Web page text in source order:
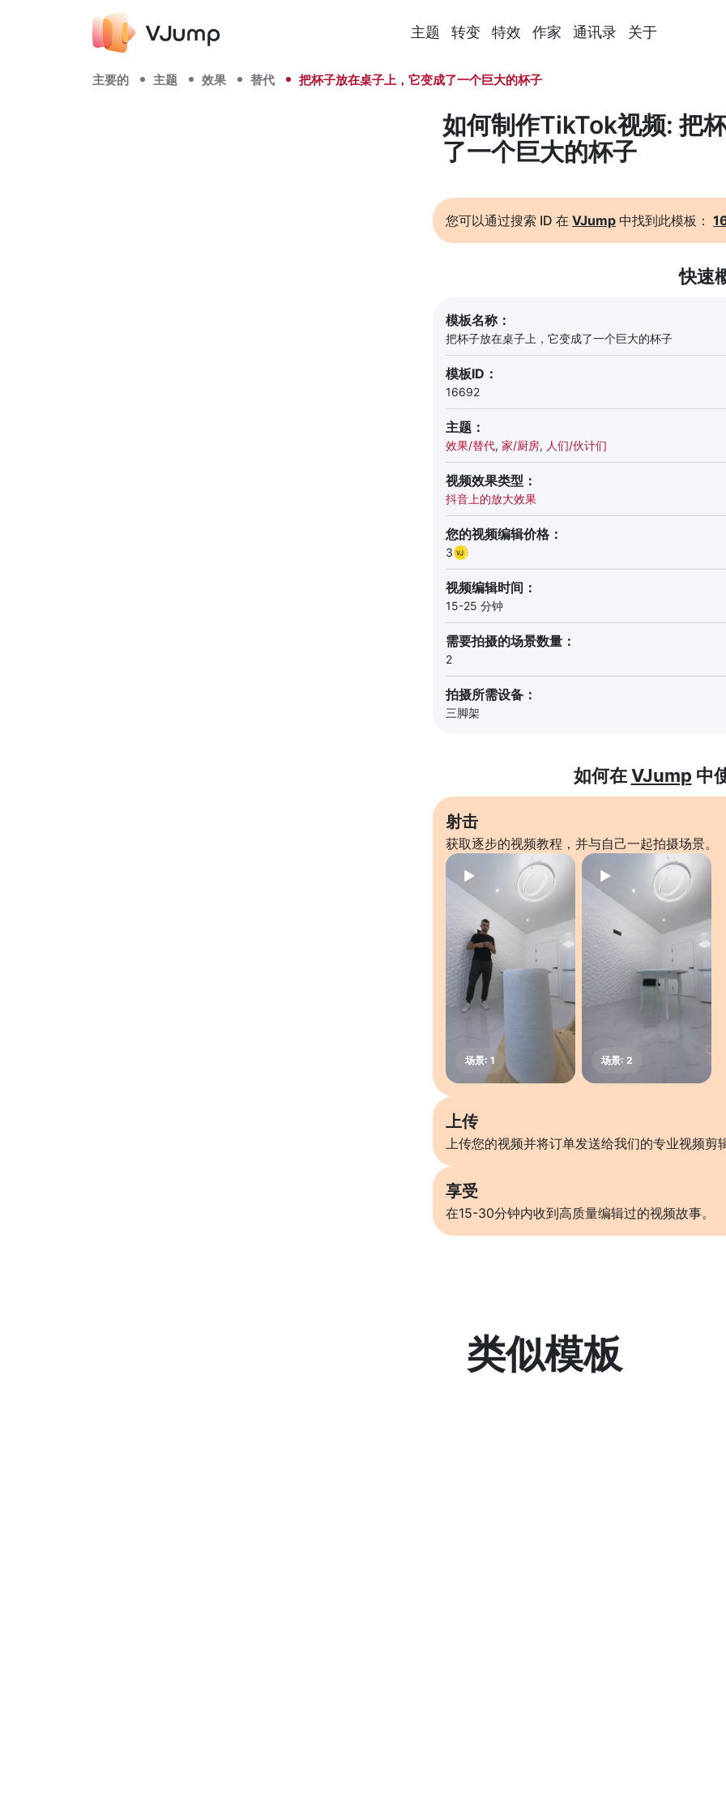
主题 转变 特效 作家 通讯录 关于
主要的 主题 效果 替代 把杯子放在桌子上，它变成了一个巨大的杯子
如何制作TikTok视频: 把
了一个巨大的杯子
您可以通过搜索 ID 在 VJump 中找到此模板：
快速
模板名称：
把杯子放在桌子上，它变成了一个巨大的杯子
模板ID：
16692
主题：
效果/替代, 家/厨房, 人们/伙计们
视频效果类型：
抖音上的放大效果
您的视频编辑价格：
3
视频编辑时间：
15-25 分钟
需要拍摄的场景数量：
2
拍摄所需设备：
三脚架
如何在VJump 中
射击
获取逐步的视频教程，并与自己一起拍摄场景。
上传
上传您的视频并将订单发送给我们的专业视频剪
享受
在15-30分钟内收到高质量编辑过的视频故事。
类似模板